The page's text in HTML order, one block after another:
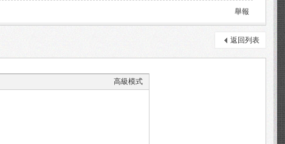
舉報
返回列表
高級模式